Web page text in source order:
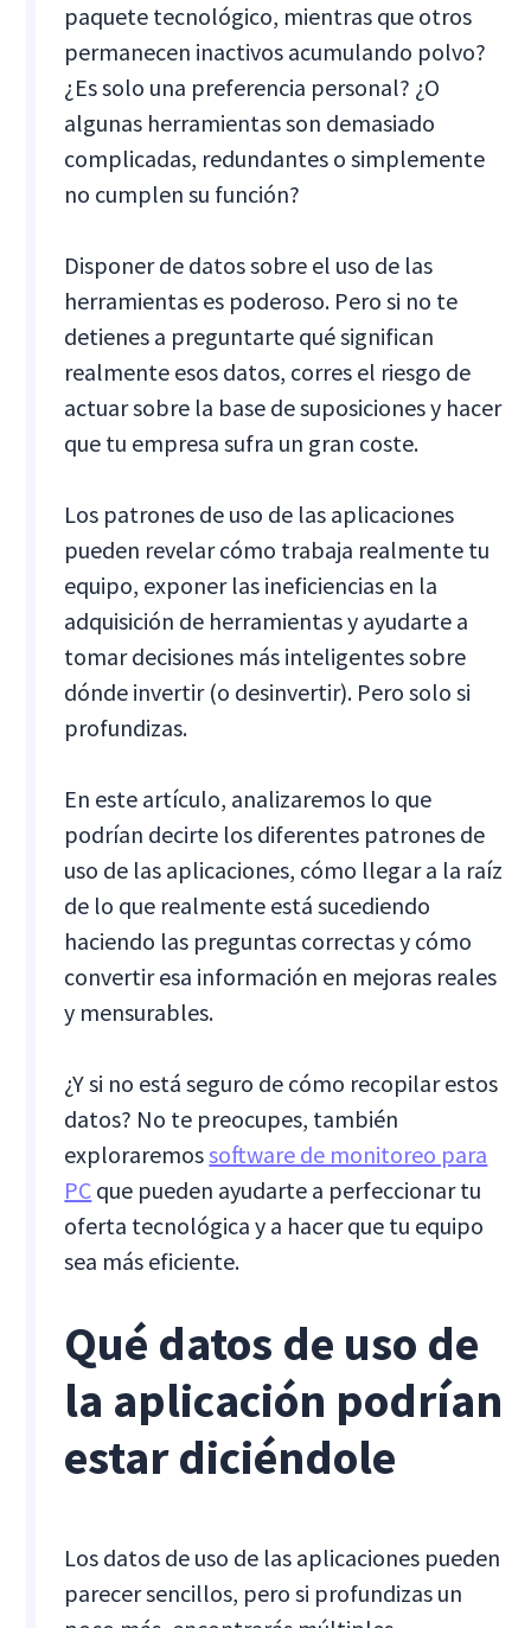
paquete tecnológico, mientras que otros
permanecen inactivos acumulando polvo?
¿Es solo una preferencia personal? ¿O
algunas herramientas son demasiado
complicadas, redundantes o simplemente
no cumplen su función?
Disponer de datos sobre el uso de las
herramientas es poderoso. Pero si no te
detienes a preguntarte qué significan
realmente esos datos, corres el riesgo de
actuar sobre la base de suposiciones y hacer
que tu empresa sufra un gran coste.
Los patrones de uso de las aplicaciones
pueden revelar cómo trabaja realmente tu
equipo, exponer las ineficiencias en la
adquisición de herramientas y ayudarte a
tomar decisiones más inteligentes sobre
dónde invertir (o desinvertir). Pero solo si
profundizas.
En este artículo, analizaremos lo que
podrían decirte los diferentes patrones de
uso de las aplicaciones, cómo llegar a la raíz
de lo que realmente está sucediendo
haciendo las preguntas correctas y cómo
convertir esa información en mejoras reales
y mensurables.
¿Y si no está seguro de cómo recopilar estos
datos? No te preocupes, también
exploraremossoftware de monitoreo para
PC que pueden ayudarte a perfeccionar tu
oferta tecnológica y a hacer que tu equipo
sea más eficiente.
Qué datos de uso de
la aplicación podrían
estar diciéndole
Los datos de uso de las aplicaciones pueden
parecer sencillos, pero si profundizas un